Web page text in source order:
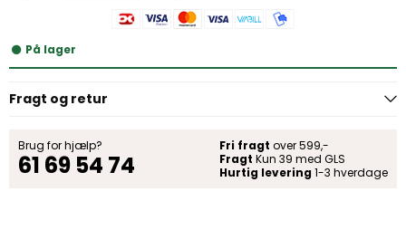
På lager
Fragt og retur
Brug for hjælp?
61 69 54 74
Fri fragt over 599,-
Fragt Kun 39 med GLS
Hurtig levering 1-3 hverdage